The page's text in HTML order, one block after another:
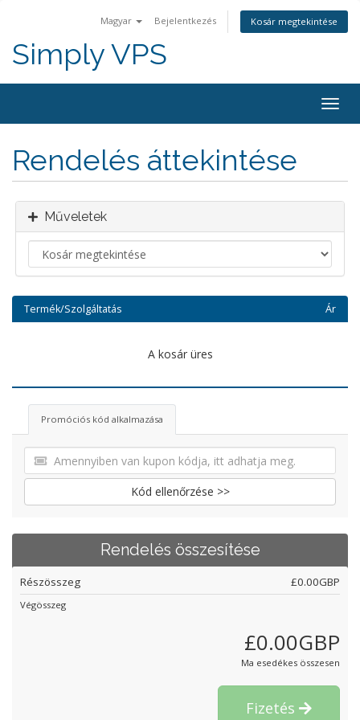
Magyar Bejelentkezés Kosár megtekintése
Simply VPS
a
Rendelés áttekintése
Műveletek
Termék/Szolgáltatás Ár
A kosár üres
Promóciós kód alkalmazása
Kód ellenőrzése >>
Rendelés összesítése
Részösszeg £0.00GBP
Végösszeg
£0.00GBP
Ma esedékes összesen
Fizetés